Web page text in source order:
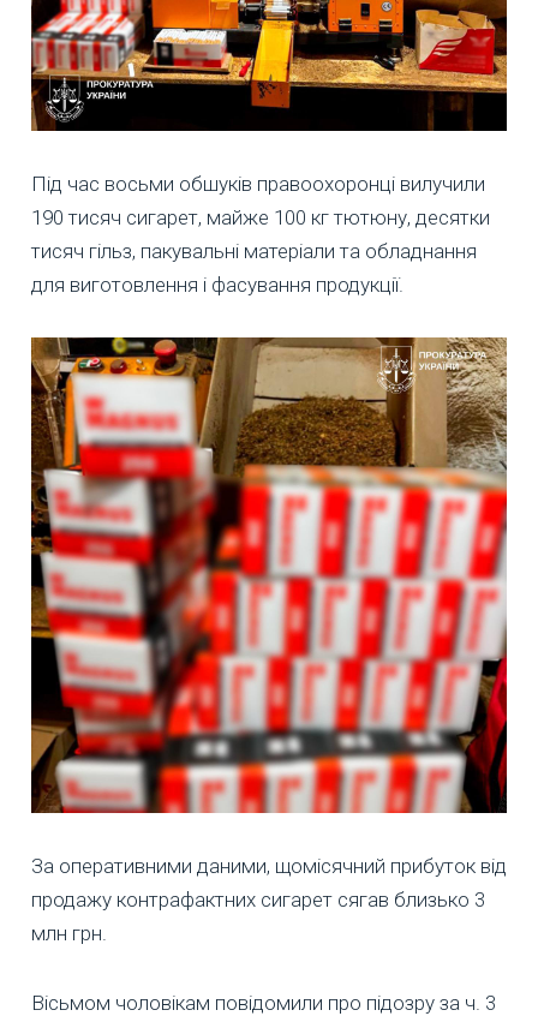
Під час восьми обшуків правоохоронці вилучили
190 тисяч сигарет, майже 100 кг тютюну, десятки
тисяч гільз, пакувальні матеріали та обладнання
для виготовлення і фасування продукції.
За оперативними даними, щомісячний прибуток від
продажу контрафактних сигарет сягав близько 3
млн грн.
Вісьмом чоловікам повідомили про підозру за ч. 3